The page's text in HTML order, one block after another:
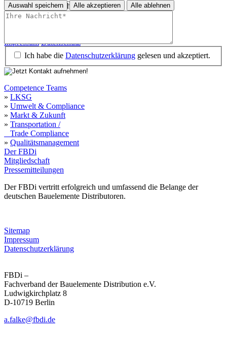
PflichtfeldIhre Nachricht *
Ich habe die Datenschutzerklärung gelesen und akzeptiert.
Competence Teams
» LKSG
» Umwelt & Compliance
» Markt & Zukunft
» Transportation /
Trade Compliance
» Qualitätsmanagement
Der FBDi
Mitgliedschaft
Pressemitteilungen
Der FBDi vertritt erfolgreich und umfassend die Belange der
deutschen Bauelemente Distributoren.
Sitemap
Impressum
Datenschutzerklärung
FBDi –
Fachverband der Bau­ele­mente Distribution e.V.
Ludwigkirchplatz 8
D-10719 Berlin
a.falke@fbdi.de
Auswahl speichern Alle akzeptieren Alle ablehnen
Impressum Datenschutz